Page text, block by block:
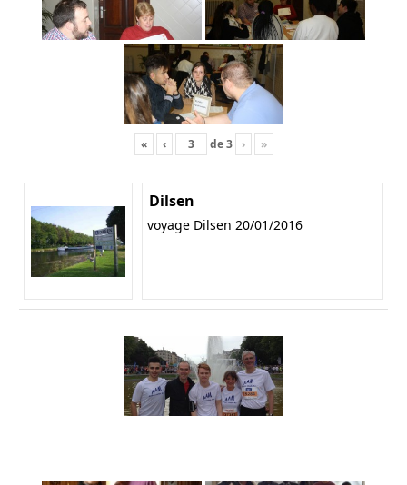
« ‹ de3 › »
Dilsen
voyage Dilsen 20/01/2016